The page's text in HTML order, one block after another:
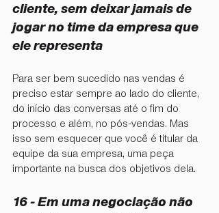
cliente, sem deixar jamais de
jogar no time da empresa que
ele representa
Para ser bem sucedido nas vendas é
preciso estar sempre ao lado do cliente,
do início das conversas até o fim do
processo e além, no pós-vendas. Mas
isso sem esquecer que você é titular da
equipe da sua empresa, uma peça
importante na busca dos objetivos dela.
16 - ⁠Em uma negociação não